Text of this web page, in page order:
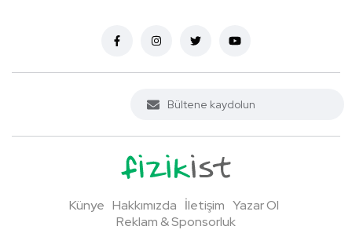
Künye Hakkımızda İletişim Yazar Ol
Reklam & Sponsorluk